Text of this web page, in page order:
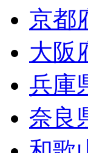
京都
大阪
兵庫
奈良